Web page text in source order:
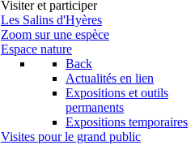
Visiter et participer
Les Salins d'Hyères
Zoom sur une espèce
Espace nature
Back
Actualités en lien
Expositions et outils
permanents
Expositions temporaires
Visites pour le grand public